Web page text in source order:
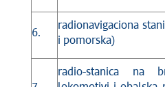
6.
radionavigaciona
i pomorska)
radio-stanica na